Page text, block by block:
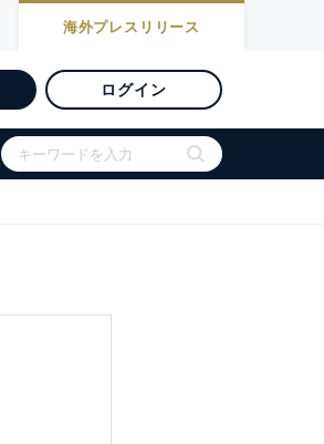
海外プレスリリース
ログイン